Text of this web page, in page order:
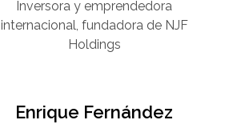
Inversora y emprendedora
internacional, fundadora de NJF
Holdings
Enrique Fernández